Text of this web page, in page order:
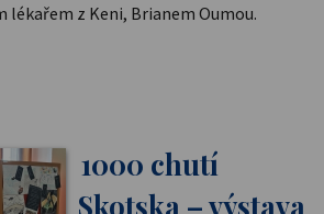
lékařem z Keni, Brianem Oumou.
1000 chutí
Skotska – výstava